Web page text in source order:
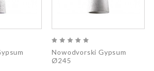
Nowodvorski Gypsum
Ø245